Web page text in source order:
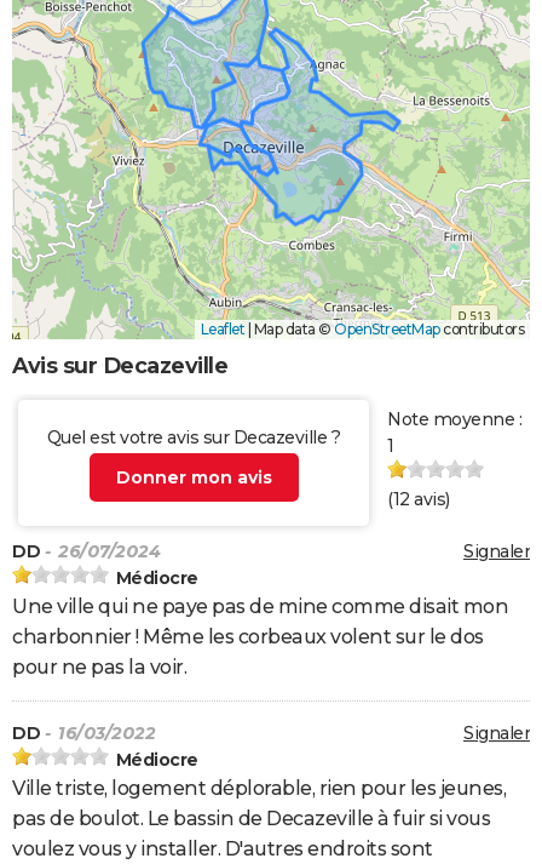
Leaflet Map data ©OpenStreetMapcontributors
Avis sur Decazeville
Quel est votre avis sur Decazeville ?
Donner mon avis
Note moyenne :
1
(12 avis)
Signaler
DD - 26/07/2024
Médiocre
Une ville qui ne paye pas de mine comme disait mon
charbonnier ! Même les corbeaux volent sur le dos
pour ne pas la voir.
Signaler
DD - 16/03/2022
Médiocre
Ville triste, logement déplorable, rien pour les jeunes,
pas de boulot. Le bassin de Decazeville à fuir si vous
voulez vous y installer. D'autres endroits sont